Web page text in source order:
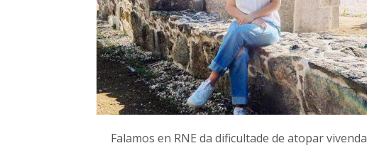
Falamos en RNE da dificultade de atopar vivenda